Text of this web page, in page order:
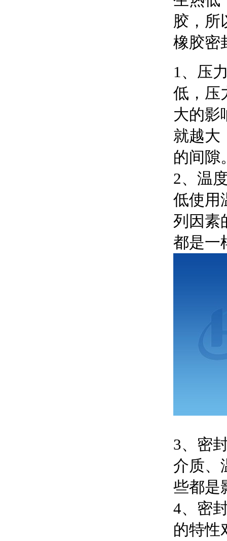
胶，所
橡胶密
1、压
低，压
大的影
就越大
的间隙
2、温
低使用
列因素
都是一
3、密
介质、
些都是
4、密
的特性